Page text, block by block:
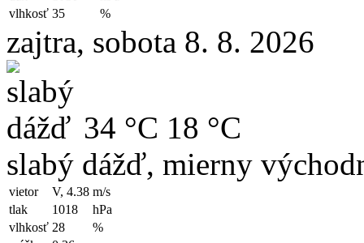
vlhkosť 35 %
zajtra, sobota 8. 8. 2026
34 °C 18 °C
slabý dážď, mierny
vietor V, 4.38 m/s
tlak
1018
hPa
vlhkosť 28
%